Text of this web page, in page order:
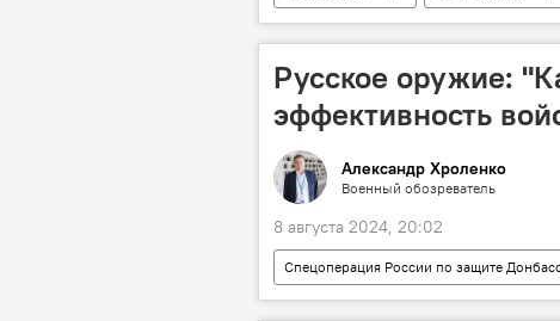
Образование
Университет
Русское оружие:
эффективность
Александр Хроленко
Военный обозреватель
8 августа 2024, 20:02
Спецоперация России по защите
Оружие
Вооружение